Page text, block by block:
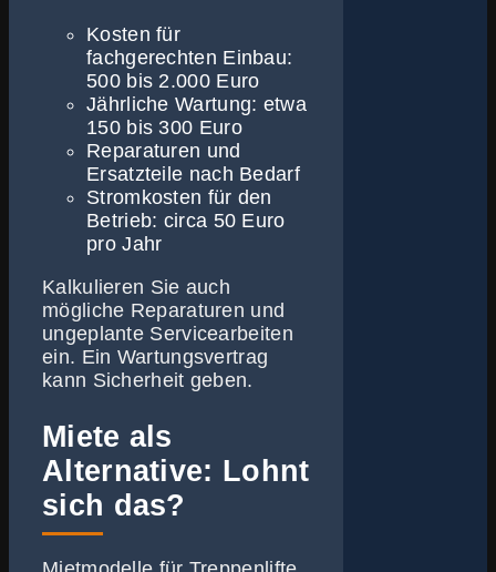
Kosten für
fachgerechten Einbau:
500 bis 2.000 Euro
Jährliche Wartung: etwa
150 bis 300 Euro
Reparaturen und
Ersatzteile nach Bedarf
Stromkosten für den
Betrieb: circa 50 Euro
pro Jahr
Kalkulieren Sie auch
mögliche Reparaturen und
ungeplante Servicearbeiten
ein. Ein Wartungsvertrag
kann Sicherheit geben.
Miete als
Alternative: Lohnt
sich das?